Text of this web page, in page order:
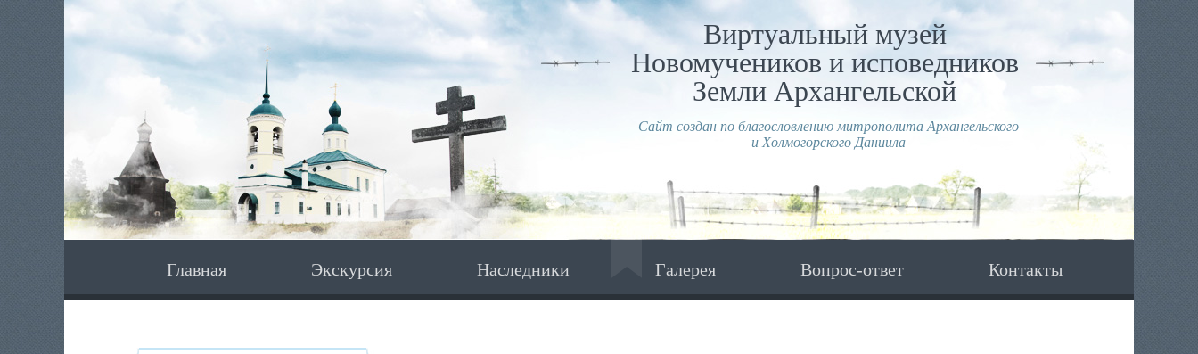
Виртуальный музей
Новомучеников и исповедников
Земли Архангельской
Сайт создан по благословлению митрополита Архангельского
и Холмогорского Даниила
Главная Экскурсия Наследники Галерея Вопрос-ответ Контакты